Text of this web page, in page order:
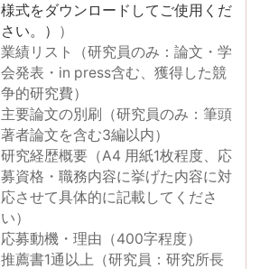
様式をダウンロードしてご使用くだ
さい。）
）
業績リスト（研究員のみ：論文・学
会発表・in press含む、獲得した競
争的研究費）
主要論文の別刷（研究員のみ：筆頭
著者論文を含む3編以内）
研究経歴概要（A4 用紙1枚程度、応
募資格・職務内容に挙げた内容に対
応させて具体的に記載してくださ
い）
応募動機・理由（400字程度）
推薦書1通以上（研究員：研究所長